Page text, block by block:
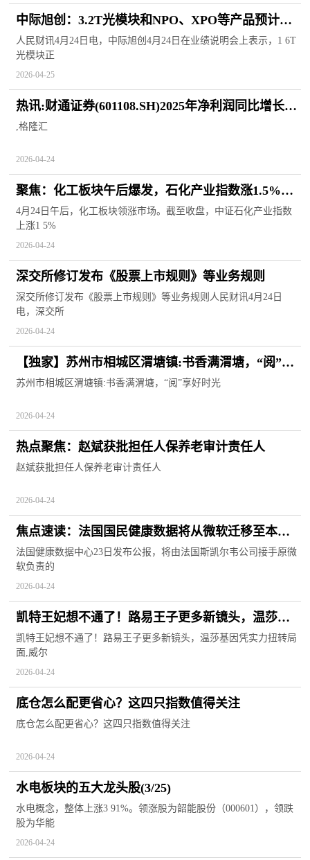
中际旭创：3.2T光模块和NPO、XPO等产品预计会
在技术完善和完成客户验证后开始量产
人民财讯4月24日电，中际旭创4月24日在业绩说明会上表示，1 6T
光模块正
2026-04-25
热讯:财通证券(601108.SH)2025年净利润同比增长
12.50%
,格隆汇
2026-04-24
聚焦：化工板块午后爆发，石化产业指数涨1.5%，
化工行业ETF易方达（516570）成交放量
4月24日午后，化工板块领涨市场。截至收盘，中证石化产业指数
上涨1 5%
2026-04-24
深交所修订发布《股票上市规则》等业务规则
深交所修订发布《股票上市规则》等业务规则人民财讯4月24日
电，深交所
2026-04-24
【独家】苏州市相城区渭塘镇:书香满渭塘，“阅”享
好时光
苏州市相城区渭塘镇:书香满渭塘，“阅”享好时光
2026-04-24
热点聚焦：赵斌获批担任人保养老审计责任人
赵斌获批担任人保养老审计责任人
2026-04-24
焦点速读：法国国民健康数据将从微软迁移至本土
平台
法国健康数据中心23日发布公报，将由法国斯凯尔韦公司接手原微
软负责的
2026-04-24
凯特王妃想不通了！路易王子更多新镜头，温莎基
因凭实力扭转局面 观热点
凯特王妃想不通了！路易王子更多新镜头，温莎基因凭实力扭转局
面,威尔
2026-04-24
底仓怎么配更省心？这四只指数值得关注
底仓怎么配更省心？这四只指数值得关注
2026-04-24
水电板块的五大龙头股(3/25)
水电概念，整体上涨3 91%。领涨股为韶能股份（000601），领跌
股为华能
2026-04-24